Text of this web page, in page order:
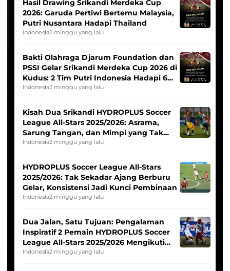
Hasil Drawing Srikandi Merdeka Cup
2026: Garuda Pertiwi Bertemu Malaysia,
Putri Nusantara Hadapi Thailand
Indonesia2 minggu yang lalu
Bakti Olahraga Djarum Foundation dan
PSSI Gelar Srikandi Merdeka Cup 2026 di
Kudus: 2 Tim Putri Indonesia Hadapi 6
Tim Asia
Indonesia2 minggu yang lalu
Kisah Dua Srikandi HYDROPLUS Soccer
League All-Stars 2025/2026: Asrama,
Sarung Tangan, dan Mimpi yang Tak
Pernah Padam
Indonesia2 minggu yang lalu
HYDROPLUS Soccer League All-Stars
2025/2026: Tak Sekadar Ajang Berburu
Gelar, Konsistensi Jadi Kunci Pembinaan
Indonesia2 minggu yang lalu
Dua Jalan, Satu Tujuan: Pengalaman
Inspiratif 2 Pemain HYDROPLUS Soccer
League All-Stars 2025/2026 Mengikuti
Seleksi Timnas Indonesia Putri
Indonesia2 minggu yang lalu